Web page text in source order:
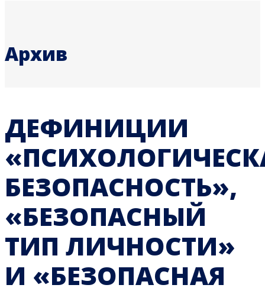
Архив
ДЕФИНИЦИИ
БЕЗОПАСНОСТЬ»,
«БЕЗОПАСНЫЙ
ТИП ЛИЧНОСТИ»
И «БЕЗОПАСНАЯ